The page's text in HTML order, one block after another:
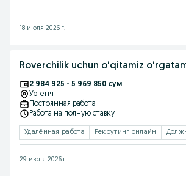
18 июля 2026 г.
Roverchilik uchun oʻqitamiz
2 984 925 - 5 969 850 сум
Ургенч
Постоянная работа
Работа на полную ставку
Удалённая работа Рекрутинг онлайн
29 июля 2026 г.